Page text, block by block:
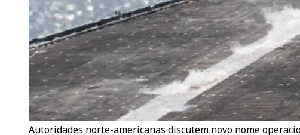
Autoridades norte-americanas discutem novo nome